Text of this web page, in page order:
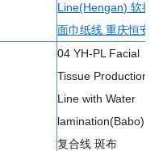
Line(Hengan) 软抽
面巾纸线 重庆恒安
04 YH-PL Facial
Tissue Production
Line with Water
lamination(Babo) 水
复合线 斑布